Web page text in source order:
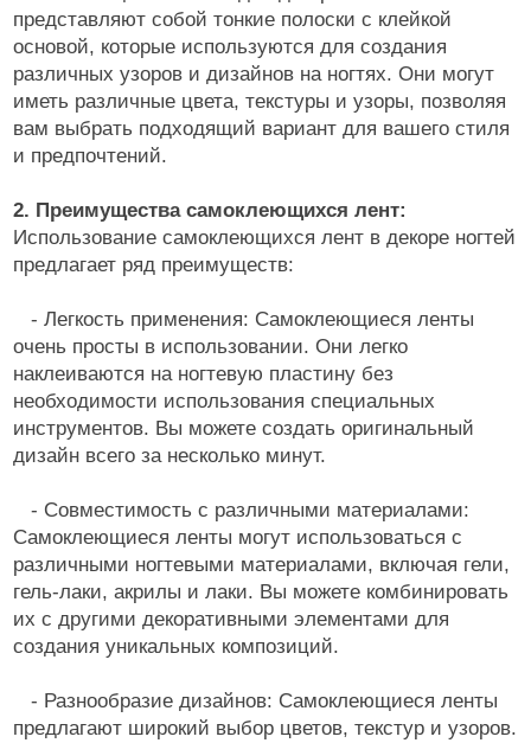
представляют собой тонкие полоски с клейкой
основой, которые используются для создания
различных узоров и дизайнов на ногтях. Они могут
иметь различные цвета, текстуры и узоры, позволяя
вам выбрать подходящий вариант для вашего стиля
и предпочтений.
2. Преимущества самоклеющихся лент:
Использование самоклеющихся лент в декоре ногтей
предлагает ряд преимуществ:
- Легкость применения: Самоклеющиеся ленты
очень просты в использовании. Они легко
наклеиваются на ногтевую пластину без
необходимости использования специальных
инструментов. Вы можете создать оригинальный
дизайн всего за несколько минут.
- Совместимость с различными материалами:
Самоклеющиеся ленты могут использоваться с
различными ногтевыми материалами, включая гели,
гель-лаки, акрилы и лаки. Вы можете комбинировать
их с другими декоративными элементами для
создания уникальных композиций.
- Разнообразие дизайнов: Самоклеющиеся ленты
предлагают широкий выбор цветов, текстур и узоров.